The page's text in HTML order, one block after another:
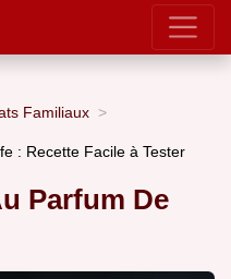
Familiaux
: Recette Facile à Tester
Parfum De